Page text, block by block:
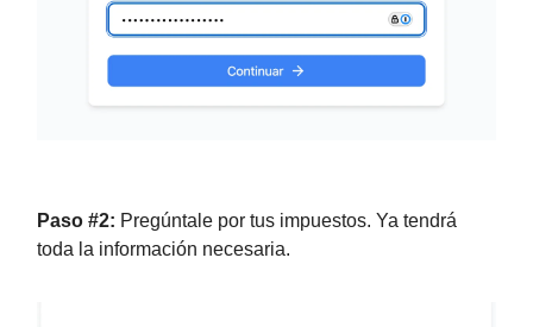
Paso #2: Pregúntale por tus impuestos. Ya tendrá
toda la información necesaria.